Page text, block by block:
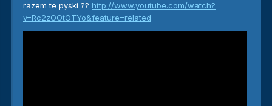
razem te pyski ?? http://www.youtube.com/watch?
v=Rc2zOOtOTYo&feature=related